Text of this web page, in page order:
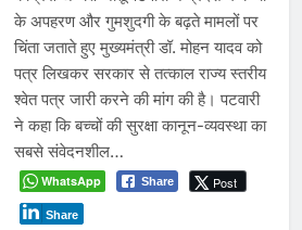
Yugkranti
3 days
ago
0 1 mins
पूर्व मुख्यमंत्री बोले- मूंग खरीदी और खाद
उपलब्धता के वादे पूरे नहीं हुए, सरकार
किसानों को दोबारा आंदोलन के लिए मजबूर
कर रही है। भोपाल, 4 अगस्त 2026। पूर्व
मुख्यमंत्री ने भाजपा सरकार पर किसानों से
किए गए वादे पूरे नहीं करने का आरोप लगाया